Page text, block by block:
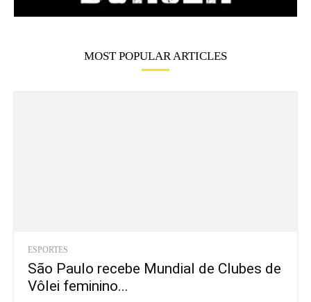
MOST POPULAR ARTICLES
ESPORTES
São Paulo recebe Mundial de Clubes de
Vôlei feminino...